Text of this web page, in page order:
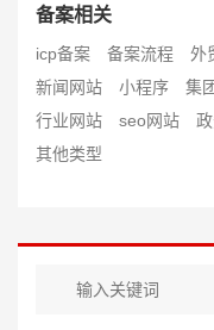
备案相关
icp备案 备案流程 外
新闻网站
小程序 集
行业网站
seo网站
其他类型